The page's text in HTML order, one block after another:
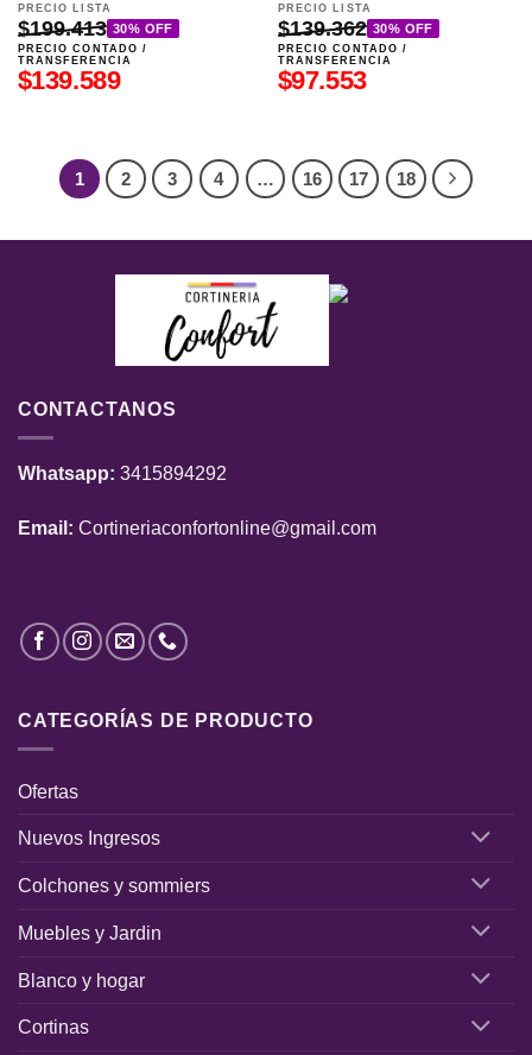
PRECIO LISTA
$199.413 30% OFF
PRECIO CONTADO /
TRANSFERENCIA
$139.589
PRECIO LISTA
$139.362 30% OFF
PRECIO CONTADO /
TRANSFERENCIA
$97.553
1 2 3 4 … 16 17 18
CONTACTANOS
Whatsapp: 3415894292
Email: Cortineriaconfortonline@gmail.com
CATEGORÍAS DE PRODUCTO
Ofertas
Nuevos Ingresos
Colchones y sommiers
Muebles y Jardin
Blanco y hogar
Cortinas